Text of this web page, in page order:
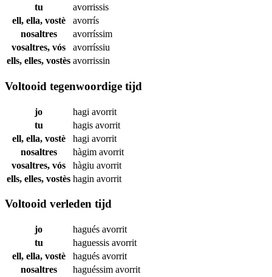
tu
avorrissis
ell, ella, vostè
avorrís
nosaltres
avorríssim
vosaltres, vós
avorríssiu
ells, elles, vostès avorrissin
Voltooid tegenwoordige tijd
jo hagi avorrit
tu
hagis avorrit
ell, ella, vostè
hagi avorrit
nosaltres
hàgim avorrit
vosaltres, vós
hàgiu avorrit
ells, elles, vostès hagin avorrit
Voltooid verleden tijd
jo hagués avorrit
tu
haguessis avorrit
ell, ella, vostè
hagués avorrit
nosaltres
haguéssim avorrit